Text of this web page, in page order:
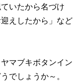
いたから名づけ
えしたから」など
マブキボタンイン
でしょうか～。